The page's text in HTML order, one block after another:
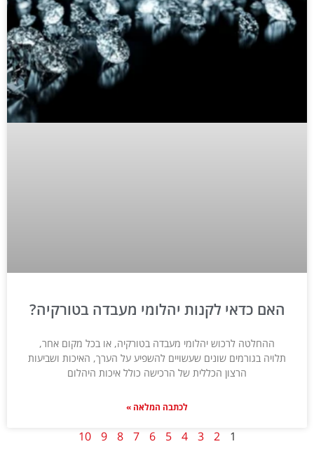
האם כדאי לקנות יהלומי מעבדה בטורקיה?
ההחלטה לרכוש יהלומי מעבדה בטורקיה, או בכל מקום אחר,
תלויה בגורמים שונים שעשויים להשפיע על הערך, האיכות ושביעות
הרצון הכללית של הרכישה כולל איכות היהלום
לכתבה המלאה »
1
2
3
4
5
6
7
8
9
10